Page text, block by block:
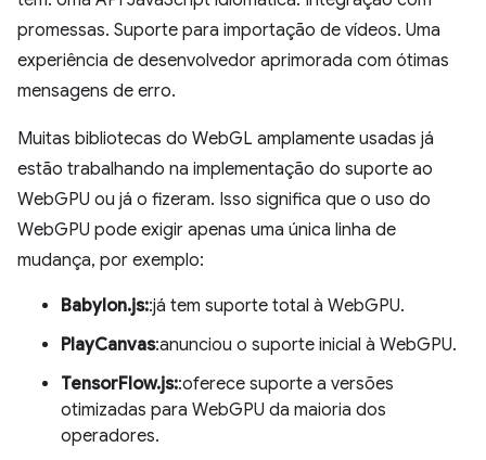
promessas. Suporte para importação de vídeos. Uma
experiência de desenvolvedor aprimorada com ótimas
mensagens de erro.
Muitas bibliotecas do WebGL amplamente usadas já
estão trabalhando na implementação do suporte ao
WebGPU ou já o fizeram. Isso significa que o uso do
WebGPU pode exigir apenas uma única linha de
mudança, por exemplo:
Babylon.js::já tem suporte total à WebGPU.
PlayCanvas:anunciou o suporte inicial à WebGPU.
TensorFlow.js::oferece suporte a versões
otimizadas para WebGPU da maioria dos
operadores.